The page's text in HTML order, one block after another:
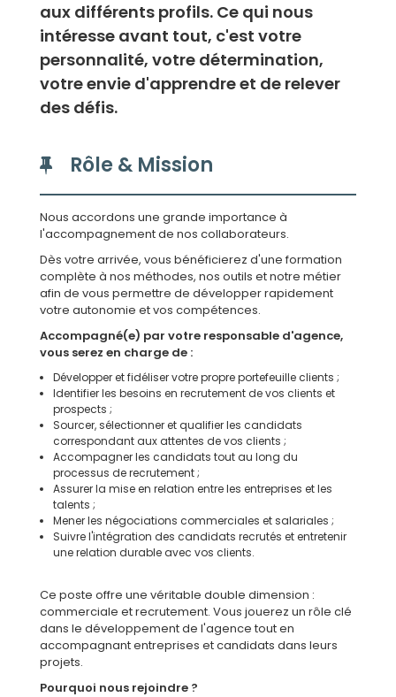
aux différents profils. Ce qui nous
intéresse avant tout, c'est votre
personnalité, votre détermination,
votre envie d'apprendre et de relever
des défis.
Rôle & Mission
Nous accordons une grande importance à
l'accompagnement de nos collaborateurs.
Dès votre arrivée, vous bénéficierez d'une formation
complète à nos méthodes, nos outils et notre métier
afin de vous permettre de développer rapidement
votre autonomie et vos compétences.
Accompagné(e) par votre responsable d'agence,
vous serez en charge de :
Développer et fidéliser votre propre portefeuille clients ;
Identifier les besoins en recrutement de vos clients et
prospects ;
Sourcer, sélectionner et qualifier les candidats
correspondant aux attentes de vos clients ;
Accompagner les candidats tout au long du
processus de recrutement ;
Assurer la mise en relation entre les entreprises et les
talents ;
Mener les négociations commerciales et salariales ;
Suivre l'intégration des candidats recrutés et entretenir
une relation durable avec vos clients.
Ce poste offre une véritable double dimension :
commerciale et recrutement. Vous jouerez un rôle clé
dans le développement de l'agence tout en
accompagnant entreprises et candidats dans leurs
projets.
Pourquoi nous rejoindre ?